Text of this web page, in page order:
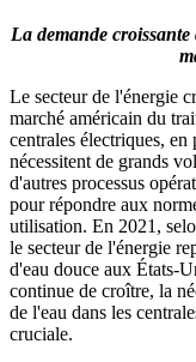
La demande
Le secteur de l'énergie
marché américain du
centrales électriques,
nécessitent de grands
d'autres processus
pour répondre aux
utilisation. En 2021,
le secteur de l'énergie
d'eau douce aux États-
continue de croître, la
de l'eau dans les
cruciale.